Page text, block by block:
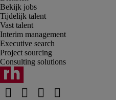
Bekijk jobs
Tijdelijk talent
Vast talent
Interim management
Executive search
Project sourcing
Consulting solutions